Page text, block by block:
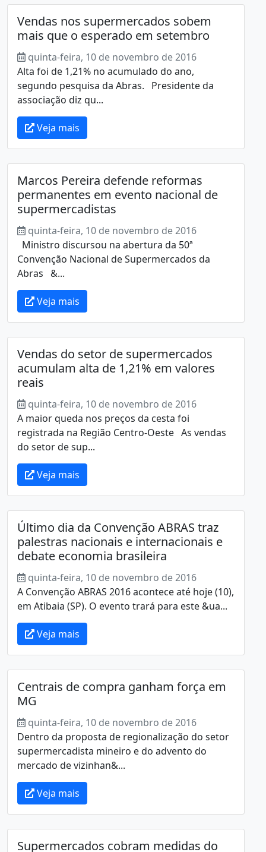
Vendas nos supermercados sobem
mais que o esperado em setembro
quinta-feira, 10 de novembro de 2016
Alta foi de 1,21% no acumulado do ano,
segundo pesquisa da Abras. Presidente da
associação diz qu...
Veja mais
Marcos Pereira defende reformas
permanentes em evento nacional de
supermercadistas
quinta-feira, 10 de novembro de 2016
Ministro discursou na abertura da 50ª
Convenção Nacional de Supermercados da
Abras &...
Veja mais
Vendas do setor de supermercados
acumulam alta de 1,21% em valores
reais
quinta-feira, 10 de novembro de 2016
A maior queda nos preços da cesta foi
registrada na Região Centro-Oeste As vendas
do setor de sup...
Veja mais
Último dia da Convenção ABRAS traz
palestras nacionais e internacionais e
debate economia brasileira
quinta-feira, 10 de novembro de 2016
A Convenção ABRAS 2016 acontece até hoje (10),
em Atibaia (SP). O evento trará para este &ua...
Veja mais
Centrais de compra ganham força em
MG
quinta-feira, 10 de novembro de 2016
Dentro da proposta de regionalização do setor
supermercadista mineiro e do advento do
mercado de vizinhan&...
Veja mais
Supermercados cobram medidas do